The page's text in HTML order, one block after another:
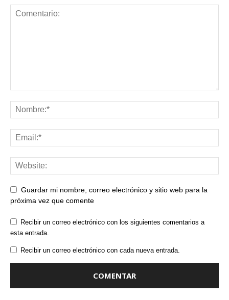
Guardar mi nombre, correo electrónico y sitio web para la
próxima vez que comente
Recibir un correo electrónico con los siguientes comentarios a
esta entrada.
Recibir un correo electrónico con cada nueva entrada.